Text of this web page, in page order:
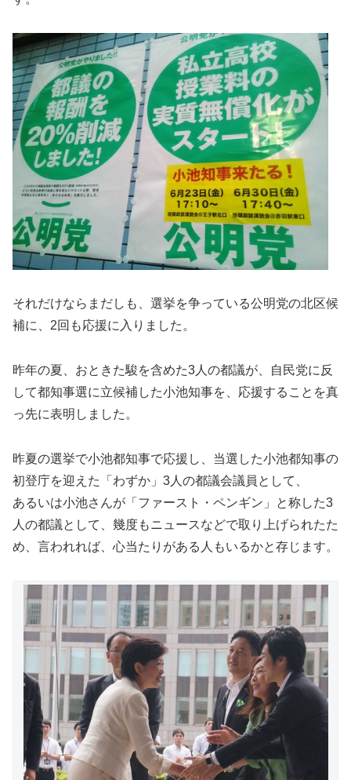
それだけならまだしも、選挙を争っている公明党の北区候
補に、2回も応援に入りました。
昨年の夏、おときた駿を含めた3人の都議が、自民党に反
して都知事選に立候補した小池知事を、応援することを真
っ先に表明しました。
昨夏の選挙で小池都知事で応援し、当選した小池都知事の
初登庁を迎えた「わずか」3人の都議会議員として、
あるいは小池さんが「ファースト・ペンギン」と称した3
人の都議として、幾度もニュースなどで取り上げられたた
め、言われれば、心当たりがある人もいるかと存じます。